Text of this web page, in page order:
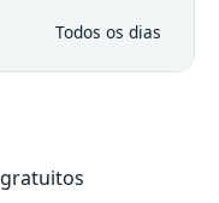
Todos os dias
gratuitos